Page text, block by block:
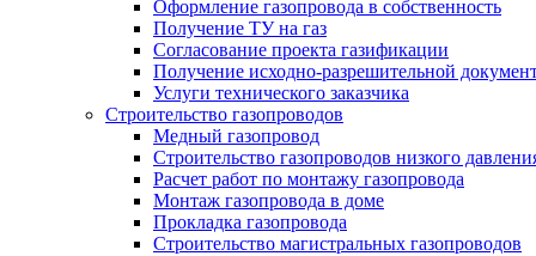
Оформление газопровода в собственность
Получение ТУ на газ
Согласование проекта газификации
Получение исходно-разрешительной
Услуги технического заказчика
Строительство газопроводов
Медный газопровод
Строительство газопроводов низкого
Расчет работ по монтажу газопровода
Монтаж газопровода в доме
Прокладка газопровода
Строительство магистральных газопроводов